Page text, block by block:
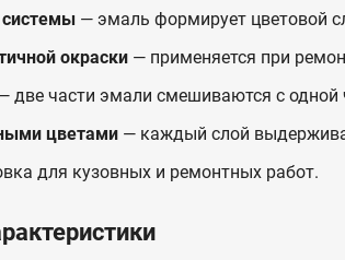
системы — эмаль формирует цветовой
окраски — применяется при
две части эмали смешиваются с одной
цветами — каждый слой
для кузовных и ремонтных работ.